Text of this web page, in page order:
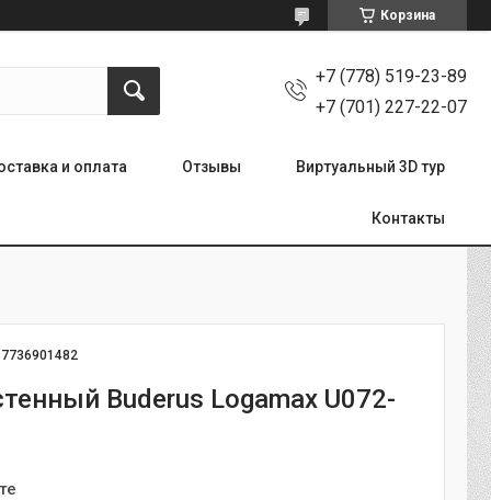
Корзина
+7 (778) 519-23-89
+7 (701) 227-22-07
и оплата Отзывы Виртуальный 3D тур
Контакты
7736901482
Buderus Logamax U072-